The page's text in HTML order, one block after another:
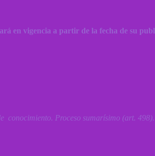
en vigencia a partir de la fecha de su
conocimiento. Proceso sumarísimo (art.